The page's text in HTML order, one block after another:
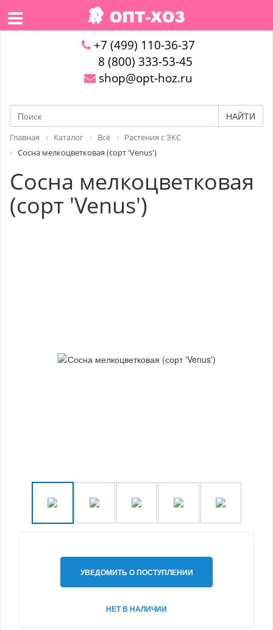
+7 (499) 110-36-37
8 (800) 333-53-45
shop@opt-hoz.ru
НАЙТИ
Главная Каталог Всё
Растения с ЗКС
Сосна мелкоцветковая (сорт 'Venus')
Сосна мелкоцветковая
(сорт 'Venus')
УВЕДОМИТЬ О ПОСТУПЛЕНИИ
НЕТ В НАЛИЧИИ